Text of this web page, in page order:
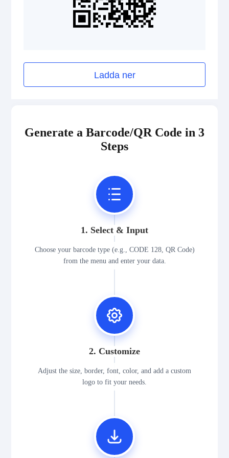
Ladda ner
Generate a Barcode/QR Code in 3
Steps
1. Select & Input
Choose your barcode type (e.g., CODE 128, QR Code)
from the menu and enter your data.
2. Customize
Adjust the size, border, font, color, and add a custom
logo to fit your needs.